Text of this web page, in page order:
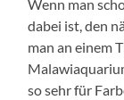
Wenn man
dabei ist, den
man an einem
so sehr für